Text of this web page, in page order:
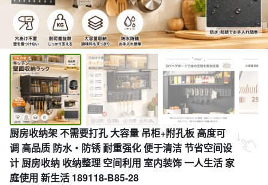
厨房收纳架 不需要打孔 大容量 吊柜+附孔板 高度可
调 高品质 防水・防锈 耐重强化 便于清洁 节省空间设
计 厨房收纳 收纳整理 空间利用 室内装饰 一人生活 家
庭使用 新生活 189118-B85-28